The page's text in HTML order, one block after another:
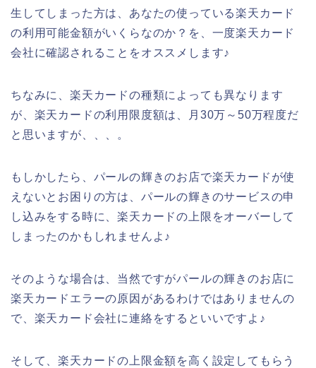
生してしまった方は、あなたの使っている楽天カード
の利用可能金額がいくらなのか？を、一度楽天カード
会社に確認されることをオススメします♪
ちなみに、楽天カードの種類によっても異なります
が、楽天カードの利用限度額は、月30万～50万程度だ
と思いますが、、、。
もしかしたら、パールの輝きのお店で楽天カードが使
えないとお困りの方は、パールの輝きのサービスの申
し込みをする時に、楽天カードの上限をオーバーして
しまったのかもしれませんよ♪
そのような場合は、当然ですがパールの輝きのお店に
楽天カードエラーの原因があるわけではありませんの
で、楽天カード会社に連絡をするといいですよ♪
そして、楽天カードの上限金額を高く設定してもらう